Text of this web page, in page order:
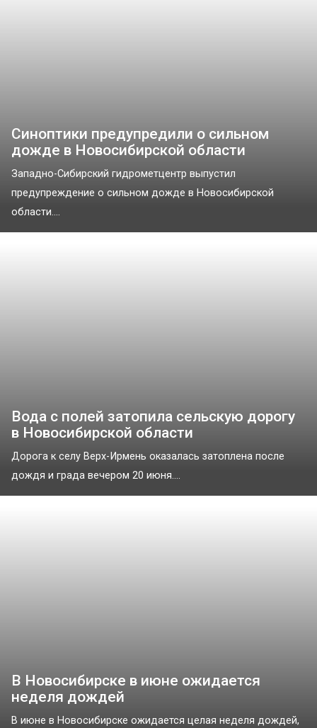
Синоптики предупредили о сильном
дожде в Новосибирской области
Западно-Сибирский гидрометцентр выпустил
предупреждение о сильном дожде в Новосибирской
области....
Вода с полей затопила сельскую дорогу
в Новосибирской области
Дорога к селу Верх-Ирмень оказалась затоплена после
дождя и града вечером 20 июня....
В Новосибирске в июне ожидается
неделя дождей
В июне в Новосибирске ожидается целая неделя дождей,